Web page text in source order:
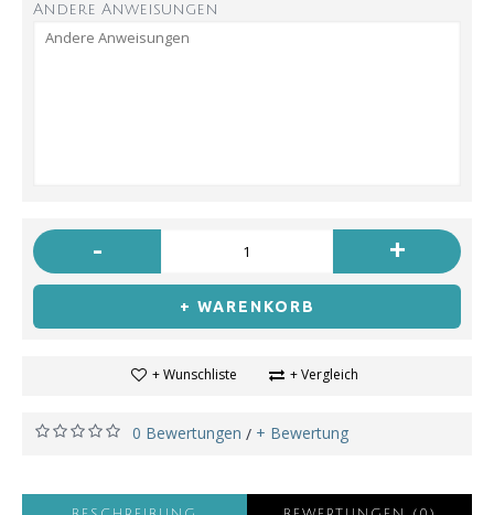
Andere Anweisungen
- +
+ WARENKORB
+ Wunschliste + Vergleich
0 Bewertungen / + Bewertung